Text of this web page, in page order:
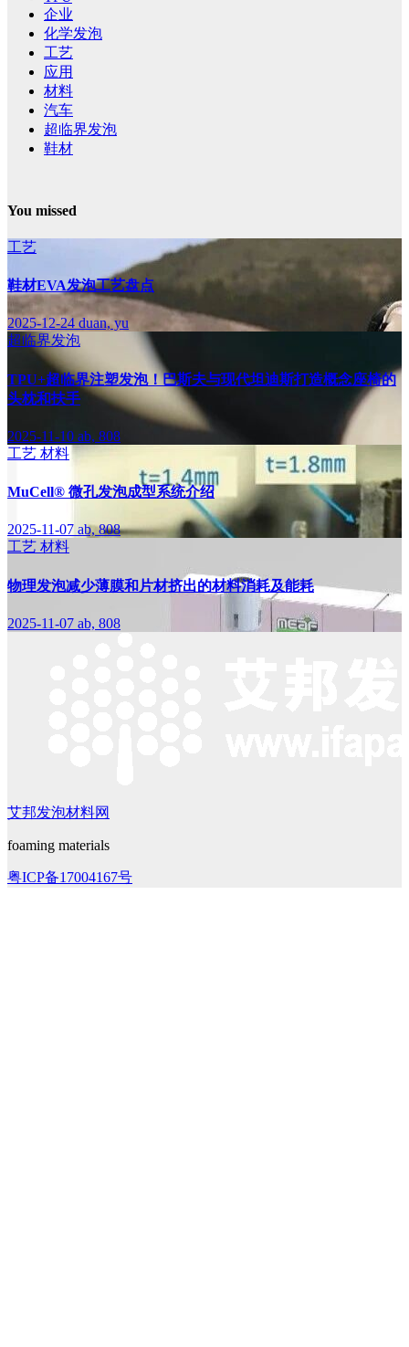
企业
化学发泡
工艺
应用
材料
汽车
超临界发泡
鞋材
You missed
工艺
鞋材EVA发泡工艺盘点
2025-12-24duan, yu
超临界发泡
TPU+超临界注塑发泡！巴斯夫与现代坦迪斯打造概念座椅的
头枕和扶手
2025-11-10 ab, 808
工艺 材料
MuCell® 微孔发泡成型系统介绍
2025-11-07 ab, 808
工艺 材料
物理发泡减少薄膜和片材挤出的材料消耗及能耗
2025-11-07 ab, 808
艾邦发泡材料网
foaming materials
粤ICP备17004167号